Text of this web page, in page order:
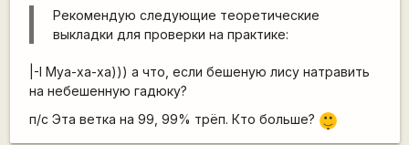
Рекомендую следующие теоретические
выкладки для проверки на практике:
|-I Муа-ха-ха))) а что, если бешеную лису натравить
на небешенную гадюку?
п/с Эта ветка на 99, 99% трёп. Кто больше?
|-)
_)